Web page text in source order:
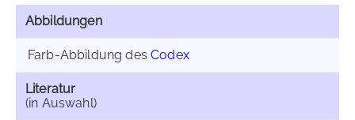
Abbildungen
Farb-Abbildung desCodex
Literatur
(in Auswahl)